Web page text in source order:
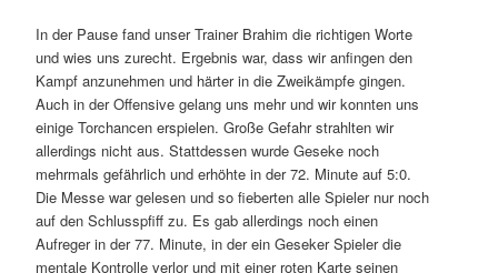
In der Pause fand unser Trainer Brahim die richtigen Worte
und wies uns zurecht. Ergebnis war, dass wir anfingen den
Kampf anzunehmen und härter in die Zweikämpfe gingen.
Auch in der Offensive gelang uns mehr und wir konnten uns
einige Torchancen erspielen. Große Gefahr strahlten wir
allerdings nicht aus. Stattdessen wurde Geseke noch
mehrmals gefährlich und erhöhte in der 72. Minute auf 5:0.
Die Messe war gelesen und so fieberten alle Spieler nur noch
auf den Schlusspfiff zu. Es gab allerdings noch einen
Aufreger in der 77. Minute, in der ein Geseker Spieler die
mentale Kontrolle verlor und mit einer roten Karte seinen